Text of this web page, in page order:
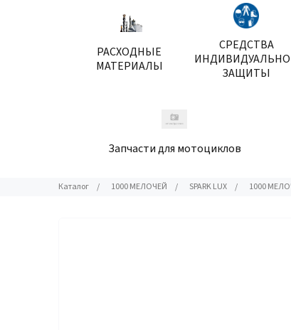
РАСХОДНЫЕ
МАТЕРИАЛЫ
СРЕДСТВА
ЗАЩИТЫ
Запчасти для мотоциклов
Каталог / 1000 МЕЛОЧЕЙ / SPARK LUX / 1000